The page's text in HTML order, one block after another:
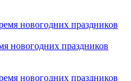
новогодних праздников